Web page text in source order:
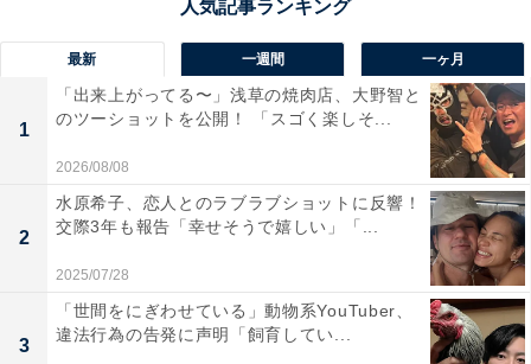
最新 一週間 一ヶ月
1
「出来上がってる〜」浅草の焼肉店、大野智と
のツーショットを公開！ 「スゴく楽しそ...
2026/08/08
2
水原希子、恋人とのラブラブショットに反響！
交際3年も報告「幸せそうで嬉しい」「...
2025/07/28
3
「世間をにぎわせている」動物系YouTuber、
違法行為の告発に声明「飼育してい...